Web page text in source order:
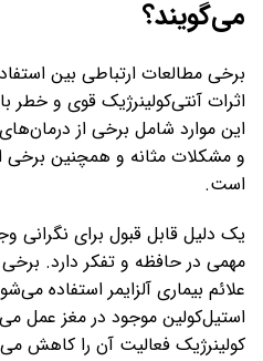
می‌گویند؟
برخی مطالعات ارتباطی بین
اثرات آنتی‌کولینرژیک قوی و خطر
این موارد شامل برخی از
و مشکلات مثانه و همچنین برخی
است.
یک دلیل قابل قبول برای نگرانی
مهمی در حافظه و تفکر دارد. برخی
علائم بیماری آلزایمر استفاده
استیل‌کولین موجود در مغز عمل
کولینرژیک فعالیت آن را کاهش